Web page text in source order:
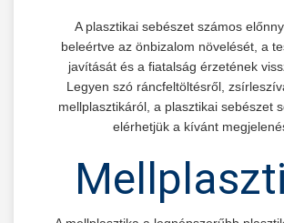
A plasztikai sebészet számos
beleértve az önbizalom növelését, a
javítását és a fiatalság érzetének
Legyen szó ráncfeltöltésről,
mellplasztikáról, a plasztikai sebészet
elérhetjük a kívánt